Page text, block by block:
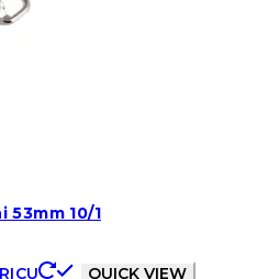
53mm 10/1
QUICK VIEW